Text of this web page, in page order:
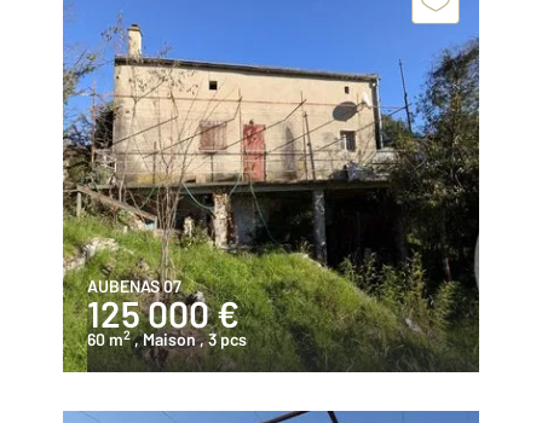
AUBENAS 07
125 000 €
60 m2 , Maison, 3 pcs